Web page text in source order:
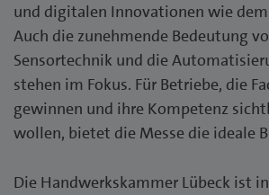
und digitalen Innovationen wie
Auch die zunehmende Bedeutung
Sensortechnik und die
stehen im Fokus. Für Betriebe, die
gewinnen und ihre Kompetenz
wollen, bietet die Messe die ideale
Die Handwerkskammer Lübeck ist